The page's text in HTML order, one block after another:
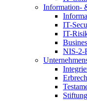
Information-
IT-
IT-
NIS-2-